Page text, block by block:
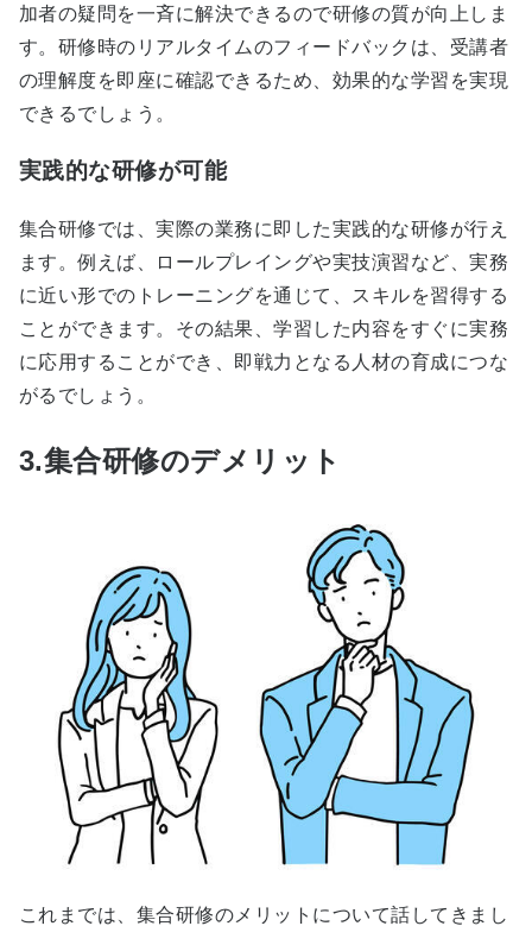
加者の疑問を一斉に解決できるので研修の質が向上しま
す。研修時のリアルタイムのフィードバックは、受講者
の理解度を即座に確認できるため、効果的な学習を実現
できるでしょう。
実践的な研修が可能
集合研修では、実際の業務に即した実践的な研修が行え
ます。例えば、ロールプレイングや実技演習など、実務
に近い形でのトレーニングを通じて、スキルを習得する
ことができます。その結果、学習した内容をすぐに実務
に応用することができ、即戦力となる人材の育成につな
がるでしょう。
3.集合研修のデメリット
これまでは、集合研修のメリットについて話してきまし